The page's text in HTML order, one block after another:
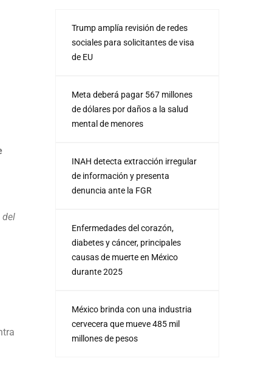
del
Trump amplía revisión de redes
sociales para solicitantes de visa
de EU
Meta deberá pagar 567 millones
de dólares por daños a la salud
mental de menores
INAH detecta extracción irregular
de información y presenta
denuncia ante la FGR
Enfermedades del corazón,
diabetes y cáncer, principales
causas de muerte en México
durante 2025
México brinda con una industria
cervecera que mueve 485 mil
millones de pesos